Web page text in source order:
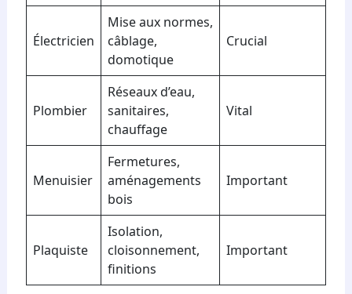
Électricien
Mise aux normes,
câblage,
domotique
Crucial
Plombier
Réseaux d’eau,
sanitaires,
chauffage
Vital
Menuisier
Fermetures,
aménagements
bois
Important
Plaquiste
Isolation,
cloisonnement,
finitions
Important